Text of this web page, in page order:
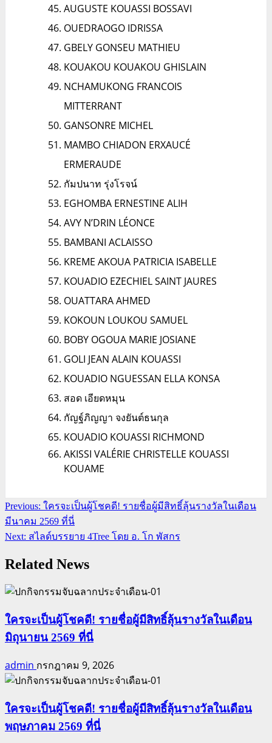
AUGUSTE KOUASSI BOSSAVI
OUEDRAOGO IDRISSA
GBELY GONSEU MATHIEU
KOUAKOU KOUAKOU GHISLAIN
NCHAMUKONG FRANCOIS
MITTERRANT
GANSONRE MICHEL
MAMBO CHIADON ERXAUCÉ
ERMERAUDE
กัมปนาท รุ่งโรจน์
EGHOMBA ERNESTINE ALIH
AVY N’DRIN LÉONCE
BAMBANI ACLAISSO
KREME AKOUA PATRICIA ISABELLE
KOUADIO EZECHIEL SAINT JAURES
OUATTARA AHMED
KOKOUN LOUKOU SAMUEL
BOBY OGOUA MARIE JOSIANE
GOLI JEAN ALAIN KOUASSI
KOUADIO NGUESSAN ELLA KONSA
สอด เอียดหมุน
กัญฐ์ภิญญา จงยันต์ธนกุล
KOUADIO KOUASSI RICHMOND
AKISSI VALÉRIE CHRISTELLE KOUASSI
KOUAME
Continue
Reading
Previous: ใครจะเป็นผู้โชคดี! รายชื่อผู้มีสิทธิ์ลุ้นรางวัลในเดือน
มีนาคม 2569 ที่นี่
Next: สไลด์บรรยาย 4Tree โดย อ. โก พัสกร
Related News
ใครจะเป็นผู้โชคดี! รายชื่อผู้มีสิทธิ์ลุ้นรางวัลในเดือน
มิถุนายน 2569 ที่นี่
admin กรกฎาคม 9, 2026
ใครจะเป็นผู้โชคดี! รายชื่อผู้มีสิทธิ์ลุ้นรางวัลในเดือน
พฤษภาคม 2569 ที่นี่